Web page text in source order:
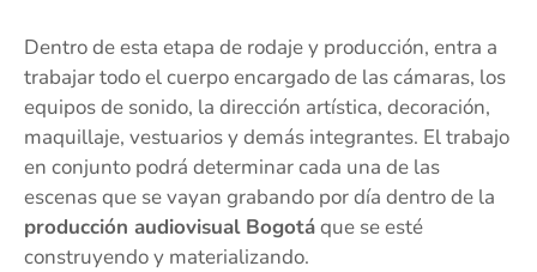
Dentro de esta etapa de rodaje y producción, entra a
trabajar todo el cuerpo encargado de las cámaras, los
equipos de sonido, la dirección artística, decoración,
maquillaje, vestuarios y demás integrantes. El trabajo
en conjunto podrá determinar cada una de las
escenas que se vayan grabando por día dentro de la
producción audiovisual Bogotáque se esté
construyendo y materializando.